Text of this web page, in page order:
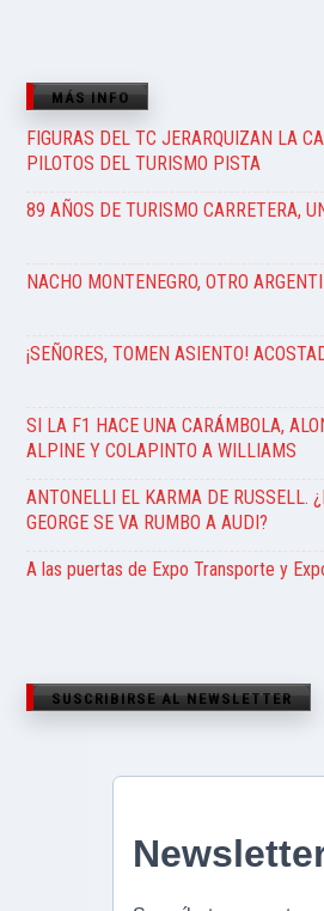
MÁS INFO
FIGURAS DEL TC JERARQUIZAN LA
PILOTOS DEL TURISMO PISTA
89 AÑOS DE TURISMO CARRETERA,
NACHO MONTENEGRO, OTRO
¡SEÑORES, TOMEN ASIENTO!
SI LA F1 HACE UNA CARÁMBOLA,
ALPINE Y COLAPINTO A WILLIAMS
ANTONELLI EL KARMA DE RUSSELL.
GEORGE SE VA RUMBO A AUDI?
A las puertas de Expo Transporte y
SUSCRIBIRSE AL NEWSLETTER